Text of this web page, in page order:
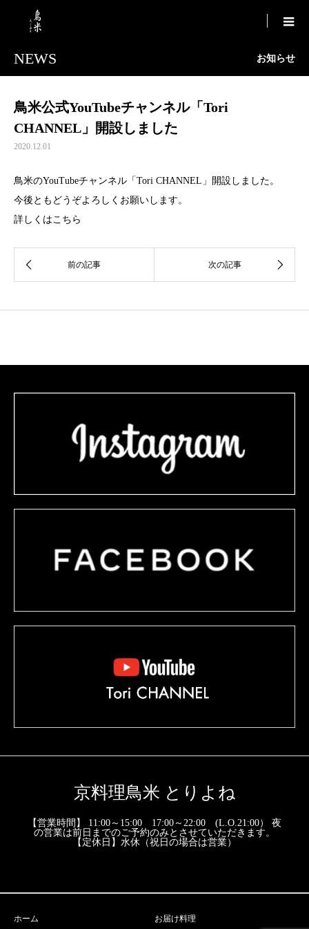
NEWS お知らせ
鳥米公式YouTubeチャンネル「Tori
CHANNEL」開設しました
2020.12.01
鳥米のYouTubeチャンネル「Tori CHANNEL」開設しました。
今後ともどうぞよろしくお願いします。
詳しくはこちら
京料理鳥米 とりよね
【営業時間】 11:00～15:00 17:00～22:00 (L.O.21:00） 夜
の営業は前日までのご予約のみとさせていただきます。
【定休日】水休（祝日の場合は営業）
ホーム お届け料理